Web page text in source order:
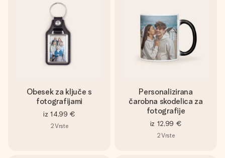
Obesek za ključe s
fotografijami
iz 14,99 €
2Vrste
Personalizirana
čarobna skodelica za
fotografije
iz 12,99 €
2Vrste